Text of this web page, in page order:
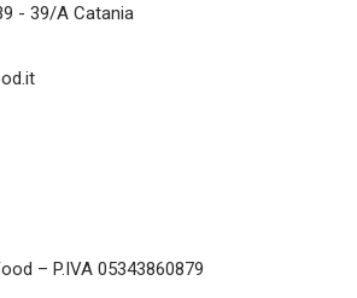
- 39/A Catania
– P.IVA 05343860879